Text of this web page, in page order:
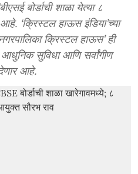
बोर्डाची शाळा येत्या ८
‘क्रिस्टल हाऊस इंडिया’च्या
क्रिस्टल हाऊस’ ही
आधुनिक सुविधा आणि सर्वांगीण
आहे.